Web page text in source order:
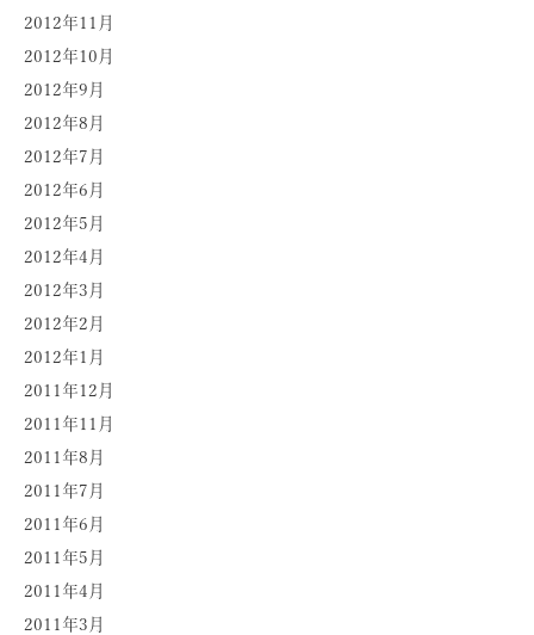
2012年11月
2012年10月
2012年9月
2012年8月
2012年7月
2012年6月
2012年5月
2012年4月
2012年3月
2012年2月
2012年1月
2011年12月
2011年11月
2011年8月
2011年7月
2011年6月
2011年5月
2011年4月
2011年3月